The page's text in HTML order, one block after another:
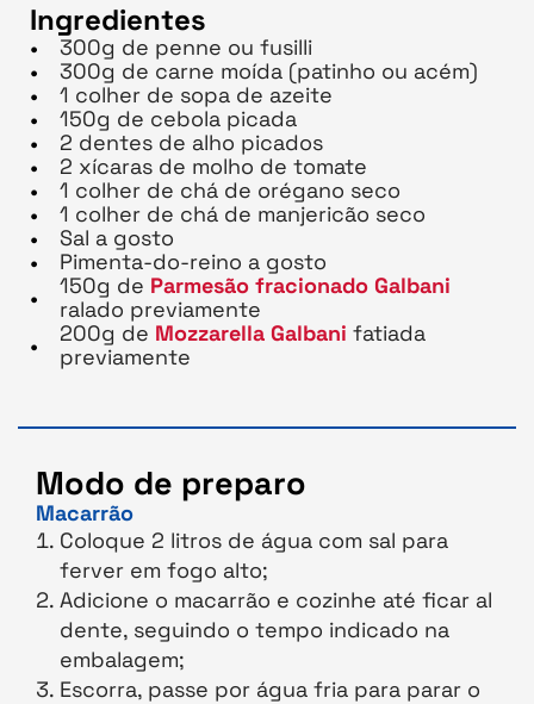
Ingredientes
300g de penne ou fusilli
300g de carne moída (patinho ou acém)
1 colher de sopa de azeite
150g de cebola picada
2 dentes de alho picados
2 xícaras de molho de tomate
1 colher de chá de orégano seco
1 colher de chá de manjericão seco
Sal a gosto
Pimenta-do-reino a gosto
150g de Parmesão fracionado Galbani
ralado previamente
200g de Mozzarella Galbani fatiada
previamente
Modo de preparo
Macarrão
Coloque 2 litros de água com sal para
ferver em fogo alto;
Adicione o macarrão e cozinhe até ficar al
dente, seguindo o tempo indicado na
embalagem;
Escorra, passe por água fria para parar o